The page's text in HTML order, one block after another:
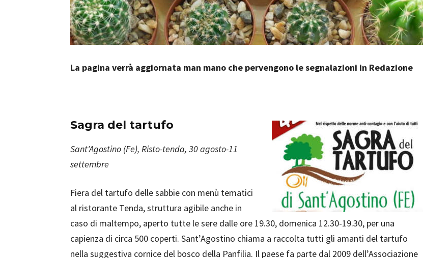
La pagina verrà aggiornata man mano che pervengono le segnalazioni in Redazione
Sagra del tartufo
Sant'Agostino (Fe), Risto-tenda, 30 agosto-11
settembre
Fiera del tartufo delle sabbie con menù tematici
al ristorante Tenda, struttura agibile anche in
caso di maltempo, aperto tutte le sere dalle ore 19.30, domenica 12.30-19.30, per una
capienza di circa 500 coperti. Sant’Agostino chiama a raccolta tutti gli amanti del tartufo
nella suggestiva cornice del bosco della Panfilia. Il paese fa parte dal 2009 dell’Associazione